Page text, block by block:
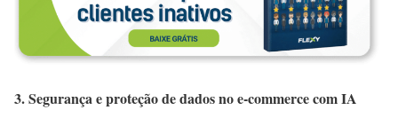
3. Segurança e proteção de dados no e-commerce com IA